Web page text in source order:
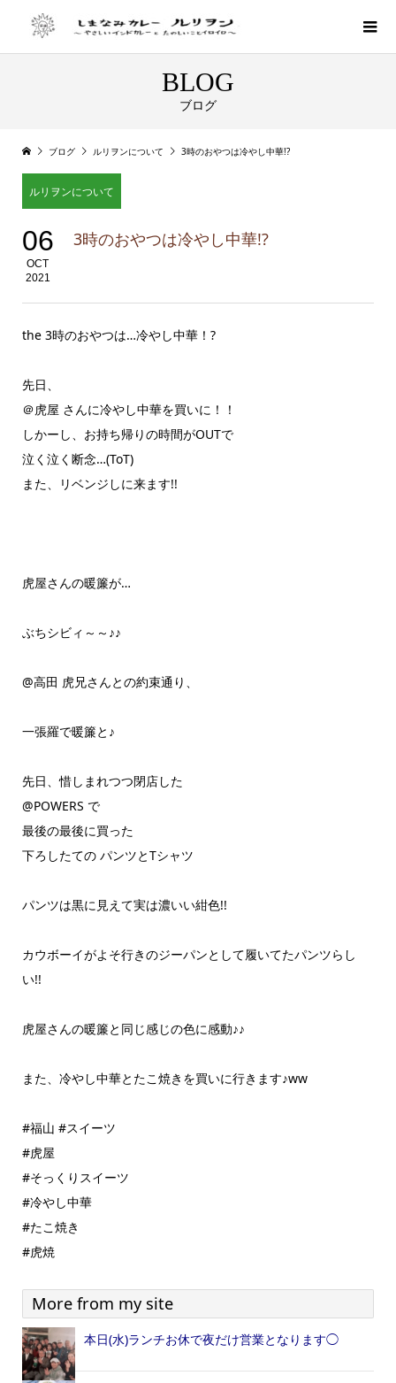
BLOG
ブログ
ブログ ルリヲンについて 3時のおやつは冷やし中華!?
ルリヲンについて
06
OCT
2021
3時のおやつは冷やし中華!?
the 3時のおやつは…冷やし中華！?
先日、
＠虎屋 さんに冷やし中華を買いに！！
しかーし、お持ち帰りの時間がOUTで
泣く泣く断念…(ToT)
また、リベンジしに来ます!!
虎屋さんの暖簾が…
ぶちシビィ～～♪♪
@高田 虎兄さんとの約束通り、
一張羅で暖簾と♪
先日、惜しまれつつ閉店した
@POWERS で
最後の最後に買った
下ろしたての パンツとTシャツ
パンツは黒に見えて実は濃いい紺色!!
カウボーイがよそ行きのジーパンとして履いてたパンツらし
い!!
虎屋さんの暖簾と同じ感じの色に感動♪♪
また、冷やし中華とたこ焼きを買いに行きます♪ww
#福山 #スイーツ
#虎屋
#そっくりスイーツ
#冷やし中華
#たこ焼き
#虎焼
More from my site
本日(水)ランチお休で夜だけ営業となります◯